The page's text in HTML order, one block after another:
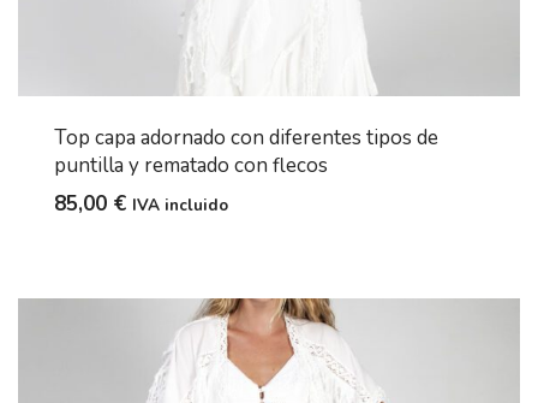
Top capa adornado con diferentes tipos de
puntilla y rematado con flecos
85,00 € IVA incluido